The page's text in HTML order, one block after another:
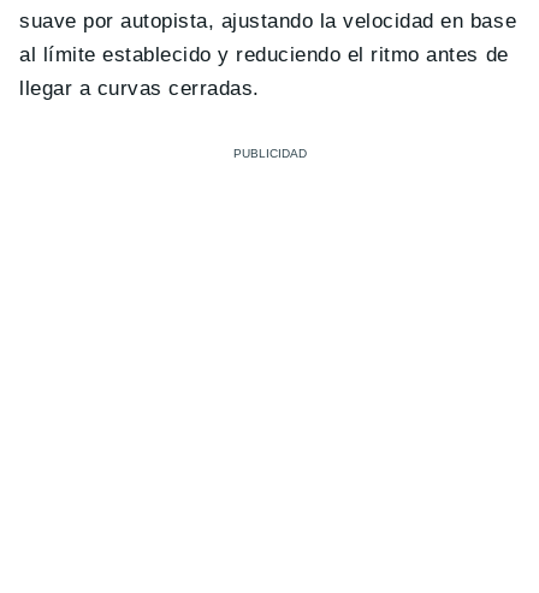
suave por autopista, ajustando la velocidad en base
al límite establecido y reduciendo el ritmo antes de
llegar a curvas cerradas.